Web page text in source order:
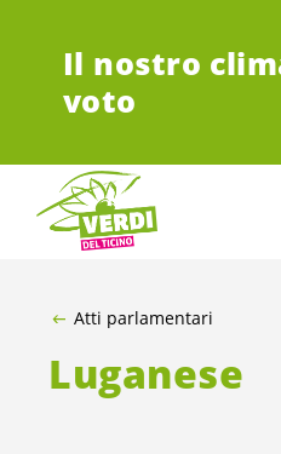
Il nostro
voto
Atti parlamentari
Luganese